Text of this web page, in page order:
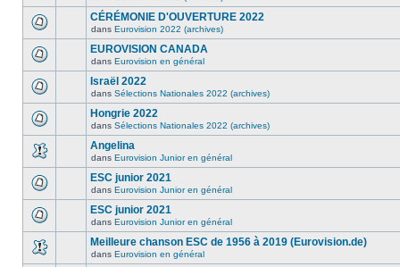
CÉRÉMONIE D'OUVERTURE 2022
dans Eurovision 2022 (archives)
EUROVISION CANADA
dans Eurovision en général
Israël 2022
dans Sélections Nationales 2022 (archives)
Hongrie 2022
dans Sélections Nationales 2022 (archives)
Angelina
dans Eurovision Junior en général
ESC junior 2021
dans Eurovision Junior en général
ESC junior 2021
dans Eurovision Junior en général
Meilleure chanson ESC de 1956 à 2019 (Eurovision.de)
dans Eurovision en général